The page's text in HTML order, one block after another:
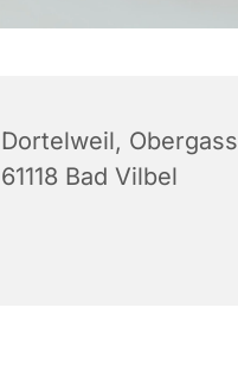
Dortelweil,
61118 Bad Vilbel